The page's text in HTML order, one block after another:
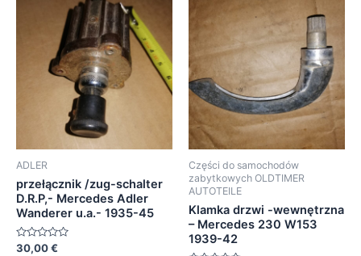
ADLER
przełącznik /zug-schalter
D.R.P,- Mercedes Adler
Wanderer u.a.- 1935-45
Oceniono
30,00€
Części do samochodów
zabytkowych OLDTIMER
AUTOTEILE
Klamka drzwi -wewnętrzna
– Mercedes 230 W153
1939-42